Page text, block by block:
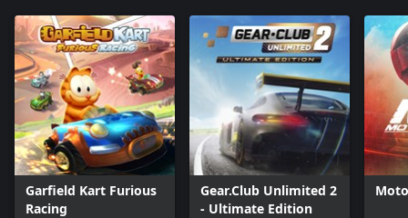
Garfield Kart Furious
Racing
Gear.Club Unlimited 2
- Ultimate Edition